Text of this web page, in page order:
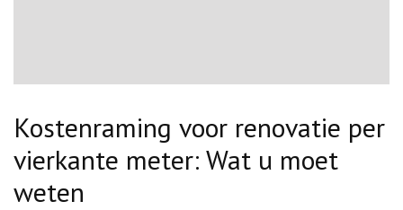
Kostenraming voor renovatie per
vierkante meter: Wat u moet
weten